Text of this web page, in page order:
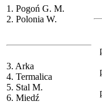
1. Pogoń G. M.
2. Polonia W.
3. Arka
4. Termalica
5. Stal M.
6. Miedź